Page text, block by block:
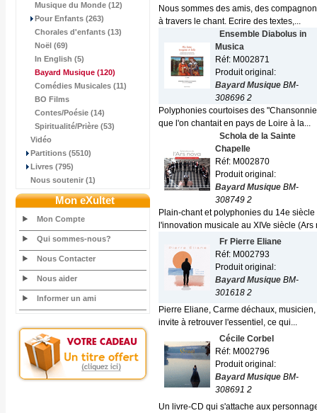
Musique du Monde (12)
Pour Enfants (263)
Chorales d'enfants (13)
Noël (69)
In English (5)
Bayard Musique (120)
Comédies Musicales (11)
BO Films
Contes/Poésie (14)
Spiritualité/Prière (53)
Vidéo
Partitions (5510)
Livres (795)
Nous soutenir (1)
Mon eXultet
Mon Compte
Qui sommes-nous?
Nous Contacter
Nous aider
Informer un ami
Nous sommes des amis, des
à travers le chant. Ecrire des textes,...
Ensemble Diabolus in
Musica
Réf: M002871
Produit original:
Bayard Musique BM-
308696 2
Polyphonies courtoises des
que l'on chantait en pays de Loire à la...
Schola de la Sainte
Chapelle
Réf: M002870
Produit original:
Bayard Musique BM-
308749 2
Plain-chant et polyphonies du 14e
l'innovation musicale au XIVe siècle (Ars
Fr Pierre Eliane
Réf: M002793
Produit original:
Bayard Musique BM-
301618 2
Pierre Eliane, Carme déchaux,
invite à retrouver l'essentiel, ce qui...
Cécile Corbel
Réf: M002796
Produit original:
Bayard Musique BM-
308691 2
Un livre-CD qui s'attache aux